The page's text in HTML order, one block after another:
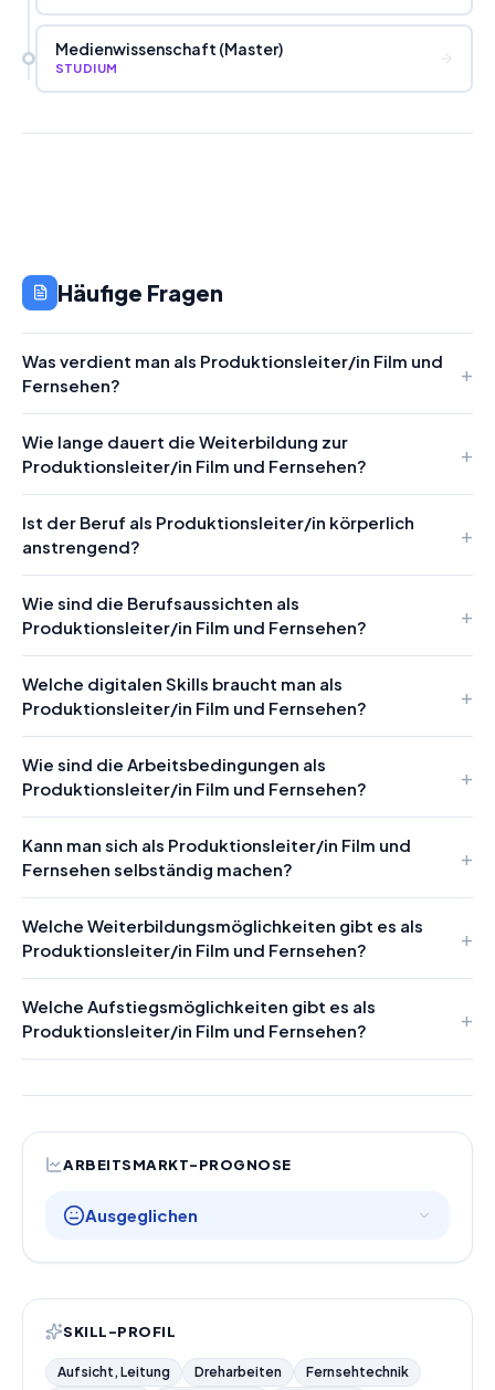
Medienwissenschaft (Master)
STUDIUM
Häufige Fragen
Was verdient man als Produktionsleiter/in Film und
Fernsehen?
Wie lange dauert die Weiterbildung zur
Produktionsleiter/in Film und Fernsehen?
Ist der Beruf als Produktionsleiter/in körperlich
anstrengend?
Wie sind die Berufsaussichten als
Produktionsleiter/in Film und Fernsehen?
Welche digitalen Skills braucht man als
Produktionsleiter/in Film und Fernsehen?
Wie sind die Arbeitsbedingungen als
Produktionsleiter/in Film und Fernsehen?
Kann man sich als Produktionsleiter/in Film und
Fernsehen selbständig machen?
Welche Weiterbildungsmöglichkeiten gibt es als
Produktionsleiter/in Film und Fernsehen?
Welche Aufstiegsmöglichkeiten gibt es als
Produktionsleiter/in Film und Fernsehen?
ARBEITSMARKT-PROGNOSE
Ausgeglichen
SKILL-PROFIL
Aufsicht, Leitung Dreharbeiten
Fernsehtechnik